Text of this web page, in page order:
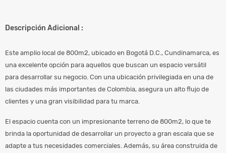
Descripción Adicional :
Este amplio local de 800m2, ubicado en Bogotá D.C., Cundinamarca, es
una excelente opción para aquellos que buscan un espacio versátil
para desarrollar su negocio. Con una ubicación privilegiada en una de
las ciudades más importantes de Colombia, asegura un alto flujo de
clientes y una gran visibilidad para tu marca.
El espacio cuenta con un impresionante terreno de 800m2, lo que te
brinda la oportunidad de desarrollar un proyecto a gran escala que se
adapte a tus necesidades comerciales. Además, su área construida de